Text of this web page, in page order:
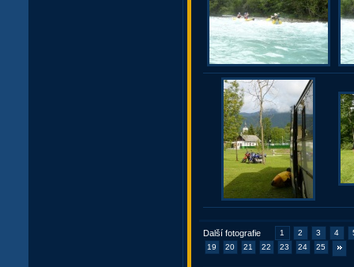
Další fotografie 1 2 3 4
19
20 21 22 23 24 25